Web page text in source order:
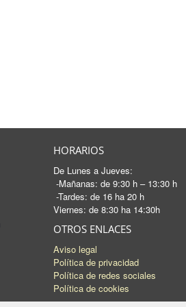
HORARIOS
De Lunes a Jueves:
-Mañanas: de 9:30 h – 13:30 h
-Tardes: de 16 ha 20 h
Viernes: de 8:30 ha 14:30h
OTROS ENLACES
Aviso legal
Política de privacidad
Política de redes sociales
Política de cookies